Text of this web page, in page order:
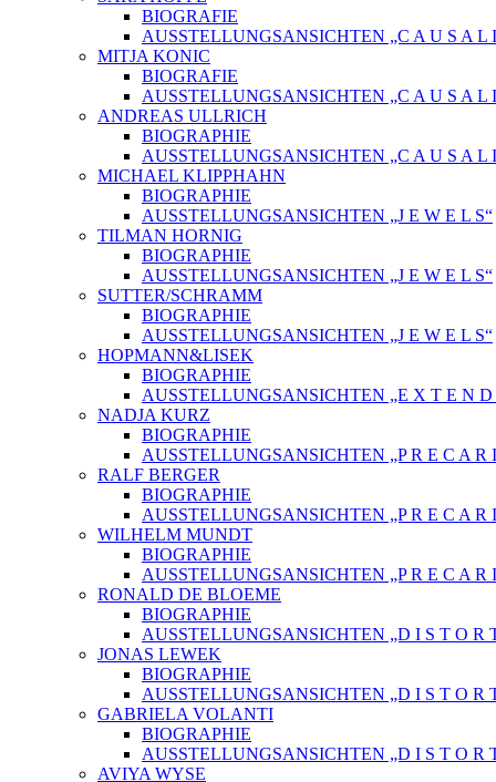
BIOGRAFIE
AUSSTELLUNGSANSICHTEN „C A U S A L
MITJA KONIC
BIOGRAFIE
AUSSTELLUNGSANSICHTEN „C A U S A L
ANDREAS ULLRICH
BIOGRAPHIE
AUSSTELLUNGSANSICHTEN „C A U S A L
MICHAEL KLIPPHAHN
BIOGRAPHIE
AUSSTELLUNGSANSICHTEN „J E W E L S“
TILMAN HORNIG
BIOGRAPHIE
AUSSTELLUNGSANSICHTEN „J E W E L S“
SUTTER/SCHRAMM
BIOGRAPHIE
AUSSTELLUNGSANSICHTEN „J E W E L S“
HOPMANN&LISEK
BIOGRAPHIE
AUSSTELLUNGSANSICHTEN „E X T E N D
NADJA KURZ
BIOGRAPHIE
AUSSTELLUNGSANSICHTEN „P R E C A R
RALF BERGER
BIOGRAPHIE
AUSSTELLUNGSANSICHTEN „P R E C A R
WILHELM MUNDT
BIOGRAPHIE
AUSSTELLUNGSANSICHTEN „P R E C A R
RONALD DE BLOEME
BIOGRAPHIE
AUSSTELLUNGSANSICHTEN „D I S T O R
JONAS LEWEK
BIOGRAPHIE
AUSSTELLUNGSANSICHTEN „D I S T O R
GABRIELA VOLANTI
BIOGRAPHIE
AUSSTELLUNGSANSICHTEN „D I S T O R
AVIYA WYSE